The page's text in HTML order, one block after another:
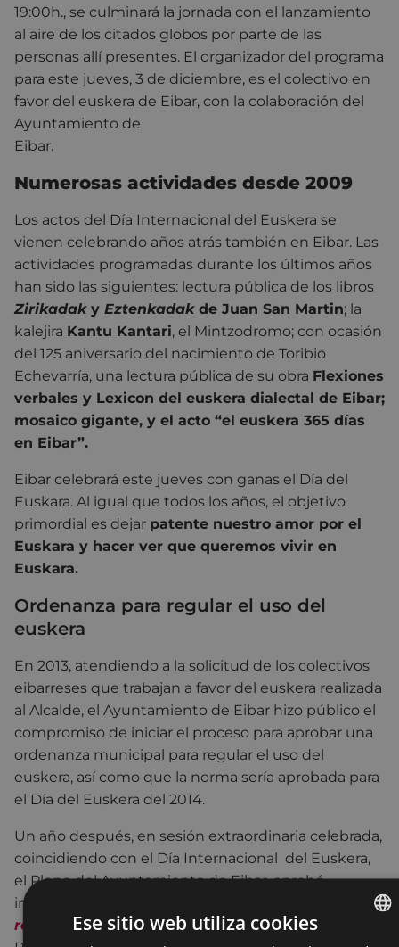
19:00h., se culminará la jornada con el lanzamiento
al aire de los citados globos por parte de las
personas allí presentes. El organizador del programa
para este jueves, 3 de diciembre, es el colectivo en
favor del euskera de Eibar, con la colaboración del
Ayuntamiento de
Numerosas actividades desde 2009
Los actos del Día Internacional del Euskera se
vienen celebrando años atrás también en Eibar. Las
actividades programadas durante los últimos años
han sido las siguientes: lectura pública de los libros
Zirikadaky Eztenkadakde Juan San Martin; la
kalejira Kantu Kantari, el Mintzodromo; con ocasión
del 125 aniversario del nacimiento de Toribio
Echevarría, una lectura pública de su obra Flexiones
verbales y Lexicon del euskera dialectal de Eibar;
mosaico gigante, y el acto “el euskera 365 días
en Eibar”.
Eibar celebrará este jueves con ganas el Día del
Euskara. Al igual que todos los años, el objetivo
primordial es dejar patente nuestro amor por el
Euskara y hacer ver que queremos vivir en
Euskara.
Ordenanza para regular el uso del
euskera
En 2013, atendiendo a la solicitud de los colectivos
eibarreses que trabajan a favor del euskera realizada
al Alcalde, el Ayuntamiento de Eibar hizo público el
compromiso de iniciar el proceso para aprobar una
ordenanza municipal para regular el uso del
euskera, así como que la norma sería aprobada para
el Día del Euskera del 2014.
Un año después, en sesión extraordinaria celebrada,
coincidiendo con el Día Internacional del Euskera,
el Pleno del Ayuntamiento de Eibar, aprobó
inicialmente la
regulación del uso del euskera en Eibar.
Ese sitio web utiliza cookies